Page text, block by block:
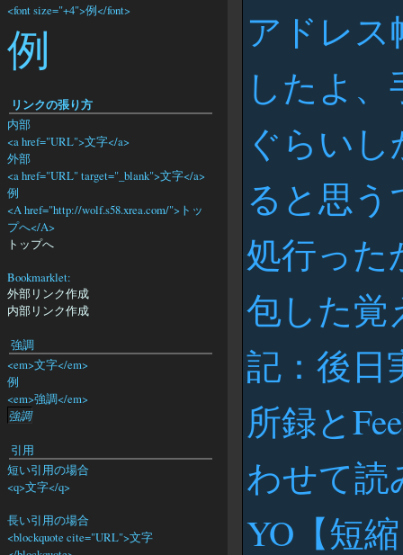
アドレス
したよ
ぐらい
ると思う
処行った
包した覚
記：後日
所録と
わせて読
YO【短
<font size="+4">例</font>
例
リンクの張り方
内部
<a href="URL">文字</a>
外部
<a href="URL" target="_blank">文字</a>
例
<A href="http://wolf.s58.xrea.com/">トッ
プへ</A>
トップへ
Bookmarklet:
外部リンク作成
内部リンク作成
強調
<em>文字</em>
例
<em>強調</em>
強調
引用
短い引用の場合
<q>文字</q>
長い引用の場合
<blockquote cite="URL">文字